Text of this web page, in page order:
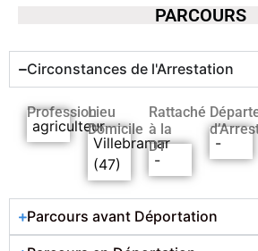
PARCOURS
Circonstances de l'Arrestation
Profession
agriculteur
Lieu
Domicile
Villebramar
(47)
Rattaché
à la
DT
-
-
Parcours avant Déportation